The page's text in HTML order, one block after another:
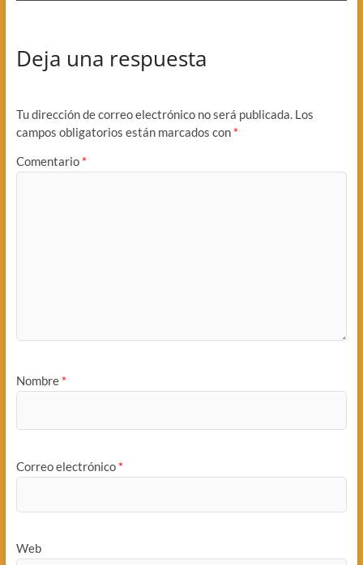
Deja una respuesta
Tu dirección de correo electrónico no será publicada. Los
campos obligatorios están marcados con *
Comentario *
Nombre *
Correo electrónico *
Web